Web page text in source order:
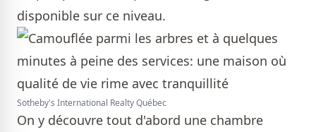
disponible sur ce niveau.
Sotheby's International Realty Québec
On y découvre tout d'abord une chambre